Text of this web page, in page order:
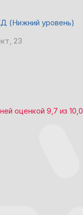
(Нижний уровень)
23
оценкой 9,7 из 10,0